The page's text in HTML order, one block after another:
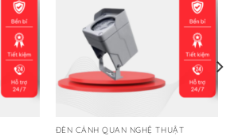
Add to wishlist
ĐÈN CẢNH QUAN NGHỆ THUẬT